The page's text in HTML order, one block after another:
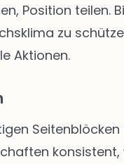
Position teilen.
zu
Aktionen.